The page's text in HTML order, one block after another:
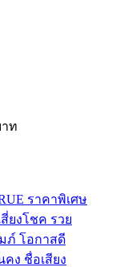
าท
ราคาพิเศษ
สี่ยงโชค รวย
ภ์ โอกาสดี
คง ชื่อเสียง